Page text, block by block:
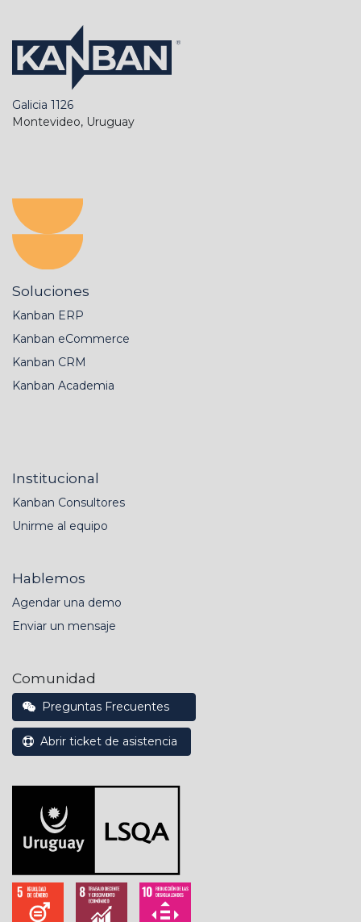
Galicia 1126
Montevideo, Uruguay
Soluciones
Kanban ERP
Kanban eCommerce
Kanban CRM
Kanban Academia
Institucional
Kanban Consultores
Unirme al equipo
Hablemos
Agendar una demo
Enviar un mensaje
Comunidad
Preguntas Frecuentes
Abrir ticket de asistencia